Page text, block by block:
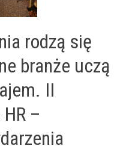
rodzą się
branże uczą
II
–